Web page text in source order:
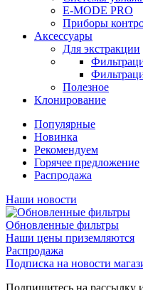
E-MODE PRO
Приборы
Аксессуары
Для экстракции
Полезное
Клонирование
Популярные
Новинка
Рекомендуем
Горячее предложение
Распродажа
Наши новости
Обновленные фильтры
Наши цены приземляются
Распродажа
Подписка на новости
Подпишитесь на рассылку